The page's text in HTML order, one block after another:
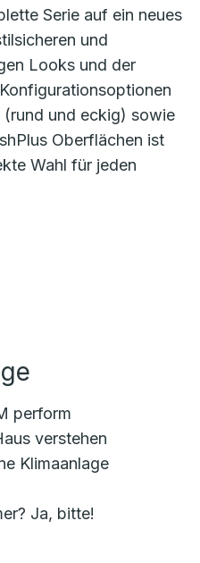
Serie auf ein neues
und
Looks und der
und eckig) sowie
Oberflächen ist
Wahl für jeden
perform
verstehen
Klimaanlage
Ja, bitte!